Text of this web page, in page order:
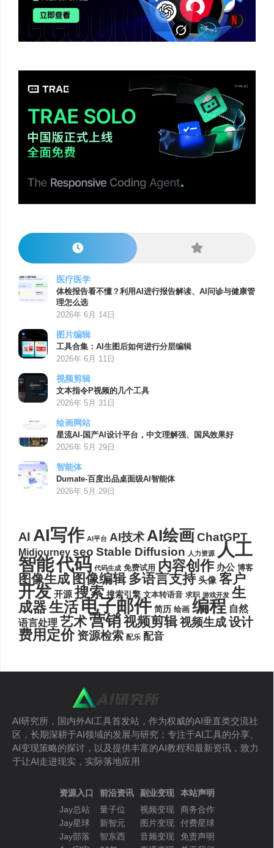
医疗医学
体检报告看不懂？利用AI进行报告解读、AI问诊与健康管
理怎么选
2026年 6月 14日
图片编辑
工具合集：AI生图后如何进行分层编辑
2026年 6月 11日
视频剪辑
文本指令P视频的几个工具
2026年 5月 31日
绘画网站
星流AI-国产AI设计平台，中文理解强、国风效果好
2026年 5月 29日
智能体
Dumate-百度出品桌面级AI智能体
2026年 5月 29日
AI AI写作 AI平台 AI技术AI绘画ChatGPT
Midjourney seo Stable Diffusion 人力资源 人工
智能代码 代码生成 免费试用 内容创作 办公 博客
图像生成 图像编辑 多语言支持 头像 客户
开发 开源 搜索 搜索引擎 文本转语音 求职 游戏开发 生
成器生活电子邮件 简历 绘画 编程 自然
语言处理 艺术营销视频剪辑视频生成设计
费用定价 资源检索 配乐 配音
AI研究所，国内外AI工具首发站，作为权威的AI垂直类交流社
区，长期深耕于AI领域的发展与研究；专注于AI工具的分享、
AI变现策略的探讨，以及提供丰富的AI教程和最新资讯，致力
于让AI走进现实，实际落地应用
资源入口
Jay总站
Jay星球
Jay部落
前沿资讯
量子位
新智元
智东西
副业变现
视频变现
图片变现
音频变现
本站声明
商务合作
付费星球
免责声明